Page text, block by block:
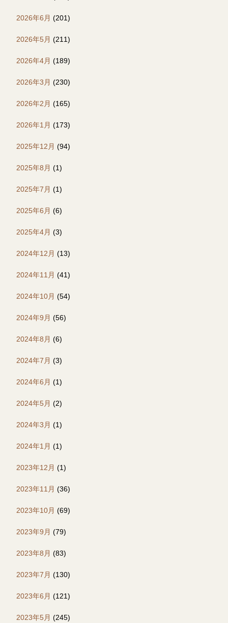
2026年6月 (201)
2026年5月 (211)
2026年4月 (189)
2026年3月 (230)
2026年2月 (165)
2026年1月 (173)
2025年12月 (94)
2025年8月 (1)
2025年7月 (1)
2025年6月 (6)
2025年4月 (3)
2024年12月 (13)
2024年11月 (41)
2024年10月 (54)
2024年9月 (56)
2024年8月 (6)
2024年7月 (3)
2024年6月 (1)
2024年5月 (2)
2024年3月 (1)
2024年1月 (1)
2023年12月 (1)
2023年11月 (36)
2023年10月 (69)
2023年9月 (79)
2023年8月 (83)
2023年7月 (130)
2023年6月 (121)
2023年5月 (245)